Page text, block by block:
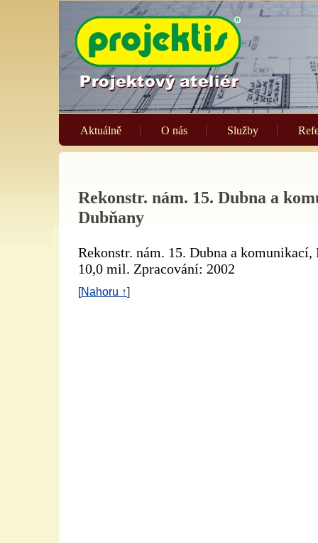
Aktuálně O nás Služby
Rekonstr. nám. 15. Dubna a
Dubňany
Rekonstr. nám. 15. Dubna a
10,0 mil. Zpracování: 2002
[Nahoru ↑]